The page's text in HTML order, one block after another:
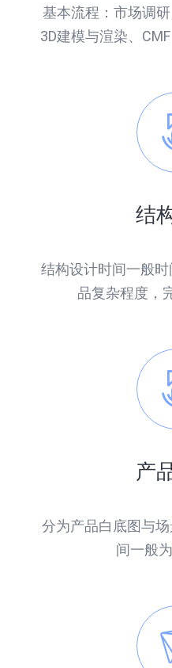
基本流程：市场调研
3D建模与渲染、
结
结构设计时间一般
品复杂程度，
产
分为产品白底图与
间一般